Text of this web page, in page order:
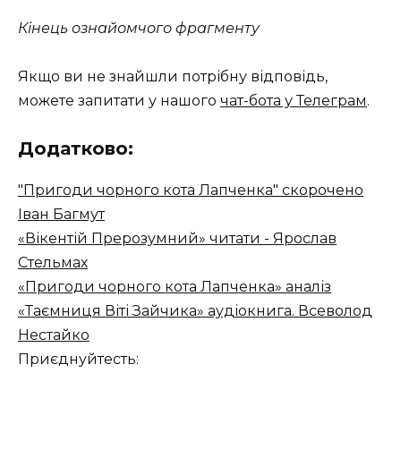
Кінець ознайомчого фрагменту
Якщо ви не знайшли потрібну відповідь,
можете запитати у нашого чат-бота у Телеграм.
Додатково:
"Пригоди чорного кота Лапченка" скорочено
Іван Багмут
«Вікентій Прерозумний» читати - Ярослав
Стельмах
«Пригоди чорного кота Лапченка» аналіз
«Таємниця Віті Зайчика» аудіокнига. Всеволод
Нестайко
Приєднуйтесть: